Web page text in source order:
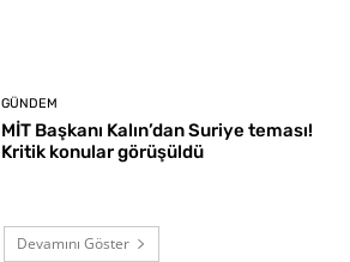
GÜNDEM
MİT Başkanı Kalın’dan Suriye teması!
Kritik konular görüşüldü
Devamını Göster